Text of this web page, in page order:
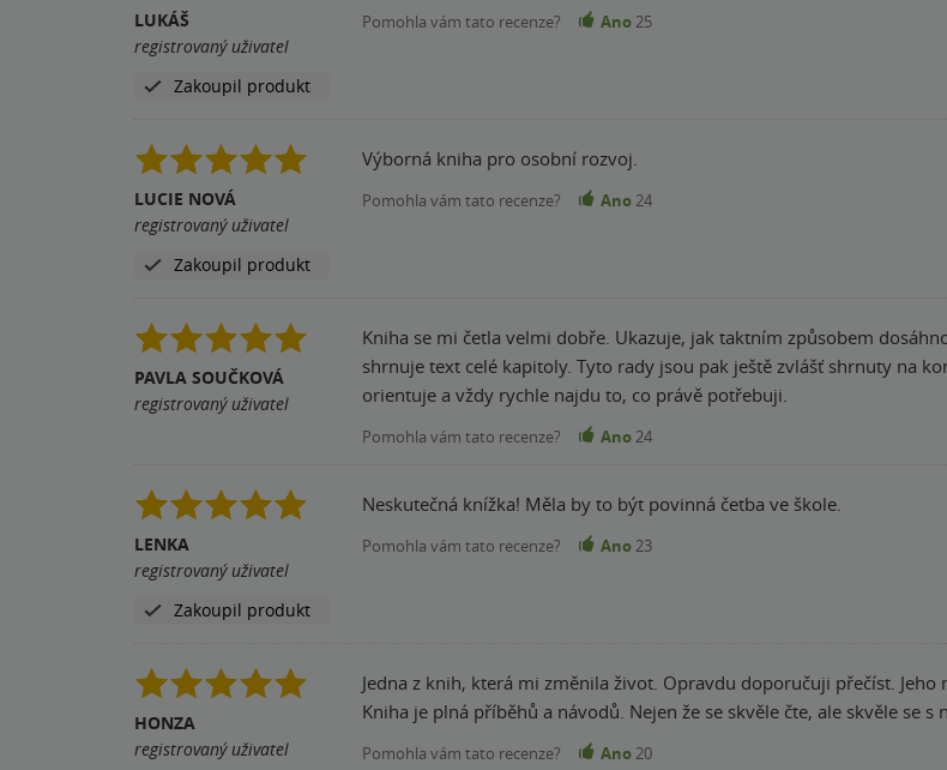
LUKÁŠ
registrovaný uživatel
Zakoupil produkt
Pomohla vám tato recenze? Ano25
LUCIE NOVÁ
registrovaný uživatel
Zakoupil produkt
Výborná kniha pro osobní rozvoj.
Pomohla vám tato recenze? Ano24
PAVLA SOUČKOVÁ
registrovaný uživatel
Kniha se mi četla velmi dobře. Ukazuje, jak taktním způsobem
shrnuje text celé kapitoly. Tyto rady jsou pak ještě zvlášť shrnuty na
orientuje a vždy rychle najdu to, co právě potřebuji.
Pomohla vám tato recenze? Ano24
LENKA
registrovaný uživatel
Zakoupil produkt
Neskutečná knížka! Měla by to být povinná četba ve škole.
Pomohla vám tato recenze? Ano23
HONZA
registrovaný uživatel
Jedna z knih, která mi změnila život. Opravdu doporučuji přečíst. Jeho myšlenky jsou aktuální i v dnešní
Kniha je plná příběhů a návodů. Nejen že se skvěle čte, ale skvěle se s
Pomohla vám tato recenze? Ano20